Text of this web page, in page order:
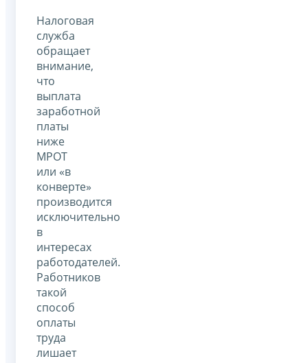
Налоговая
служба
обращает
внимание,
что
выплата
заработной
платы
ниже
МРОТ
или «в
конверте»
производится
исключительно
в
интересах
работодателей.
Работников
такой
способ
оплаты
труда
лишает